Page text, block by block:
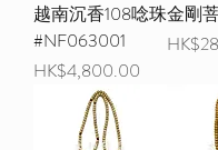
越南沉香108唸珠
#NF063001
價格
HK$4,800.00
金剛
價格